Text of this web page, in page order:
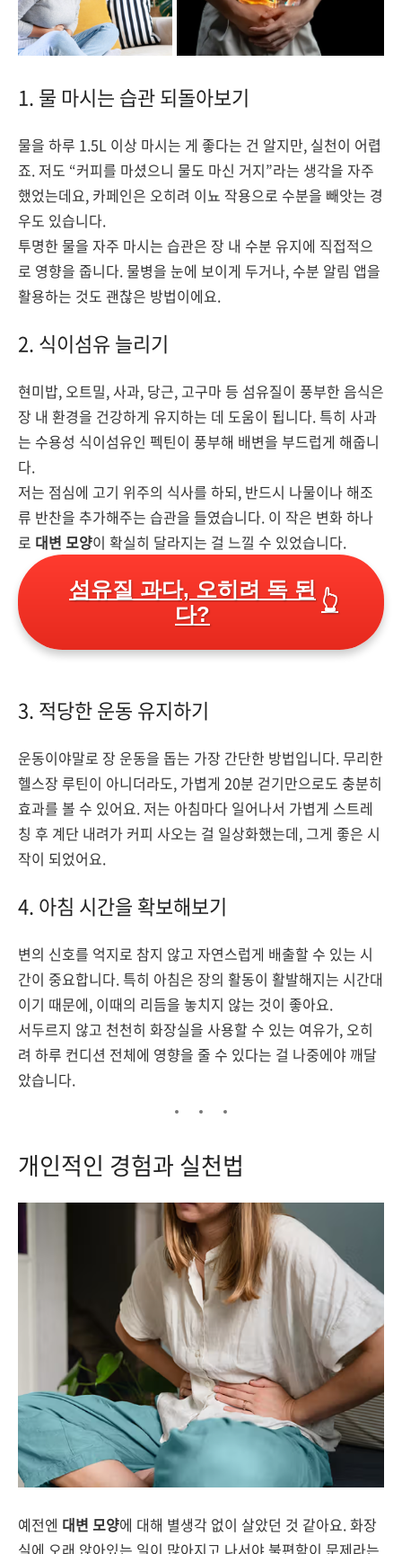
1. 물 마시는 습관 되돌아보기
물을 하루 1.5L 이상 마시는 게 좋다는 건 알지만, 실천이 어렵
죠. 저도 “커피를 마셨으니 물도 마신 거지”라는 생각을 자주
했었는데요, 카페인은 오히려 이뇨 작용으로 수분을 빼앗는 경
우도 있습니다.
투명한 물을 자주 마시는 습관은 장 내 수분 유지에 직접적으
로 영향을 줍니다. 물병을 눈에 보이게 두거나, 수분 알림 앱을
활용하는 것도 괜찮은 방법이에요.
2. 식이섬유 늘리기
현미밥, 오트밀, 사과, 당근, 고구마 등 섬유질이 풍부한 음식은
장 내 환경을 건강하게 유지하는 데 도움이 됩니다. 특히 사과
는 수용성 식이섬유인 펙틴이 풍부해 배변을 부드럽게 해줍니
다.
저는 점심에 고기 위주의 식사를 하되, 반드시 나물이나 해조
류 반찬을 추가해주는 습관을 들였습니다. 이 작은 변화 하나
로 대변 모양이 확실히 달라지는 걸 느낄 수 있었습니다.
섬유질 과다, 오히려 독 된
다?
👆
3. 적당한 운동 유지하기
운동이야말로 장 운동을 돕는 가장 간단한 방법입니다. 무리한
헬스장 루틴이 아니더라도, 가볍게 20분 걷기만으로도 충분히
효과를 볼 수 있어요. 저는 아침마다 일어나서 가볍게 스트레
칭 후 계단 내려가 커피 사오는 걸 일상화했는데, 그게 좋은 시
작이 되었어요.
4. 아침 시간을 확보해보기
변의 신호를 억지로 참지 않고 자연스럽게 배출할 수 있는 시
간이 중요합니다. 특히 아침은 장의 활동이 활발해지는 시간대
이기 때문에, 이때의 리듬을 놓치지 않는 것이 좋아요.
서두르지 않고 천천히 화장실을 사용할 수 있는 여유가, 오히
려 하루 컨디션 전체에 영향을 줄 수 있다는 걸 나중에야 깨달
았습니다.
개인적인 경험과 실천법
예전엔 대변 모양에 대해 별생각 없이 살았던 것 같아요. 화장